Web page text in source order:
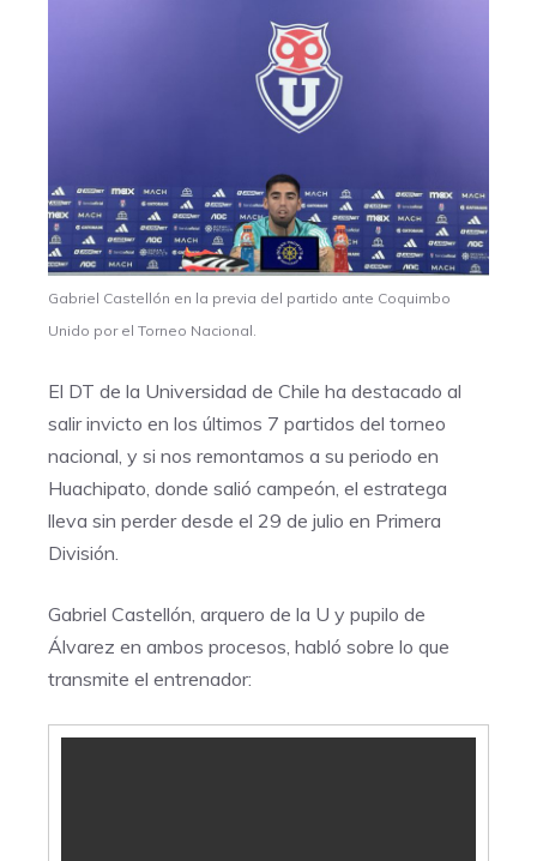
Gabriel Castellón en la previa del partido ante Coquimbo
Unido por el Torneo Nacional.
El DT de la Universidad de Chile ha destacado al
salir invicto en los últimos 7 partidos del torneo
nacional, y si nos remontamos a su periodo en
Huachipato, donde salió campeón, el estratega
lleva sin perder desde el 29 de julio en Primera
División.
Gabriel Castellón, arquero de la U y pupilo de
Álvarez en ambos procesos, habló sobre lo que
transmite el entrenador: